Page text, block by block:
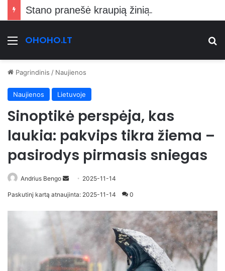
Stano pranešė kraupią žinią Vilniečiams
Meniu
OHOHO.LT
Pagrindinis / Naujienos
Naujienos Lietuvoje
Sinoptikė perspėja, kas
laukia: pakvips tikra žiema –
pasirodys pirmasis sniegas
Andrius Bengo
Send 2025-11-14
Paskutinį kartą atnaujinta: 2025-11-14 0